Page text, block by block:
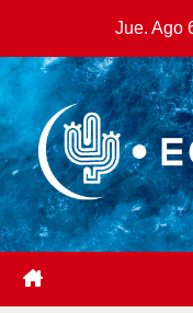
contenido
Jue. Ago